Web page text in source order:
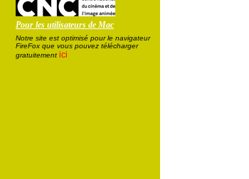
Pour les utilisateurs de Mac
Notre site est optimisé pour le navigateur
FireFox que vous pouvez télécharger
gratuitement ici